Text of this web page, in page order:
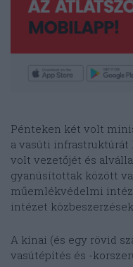
Pénteken két volt
a vasúti infrastruktúrát
volt vezetőjét és
gyanúsítottak között
műemlékvédelmi
intézet
A kínai (és egy rövid
vasútépítés és -